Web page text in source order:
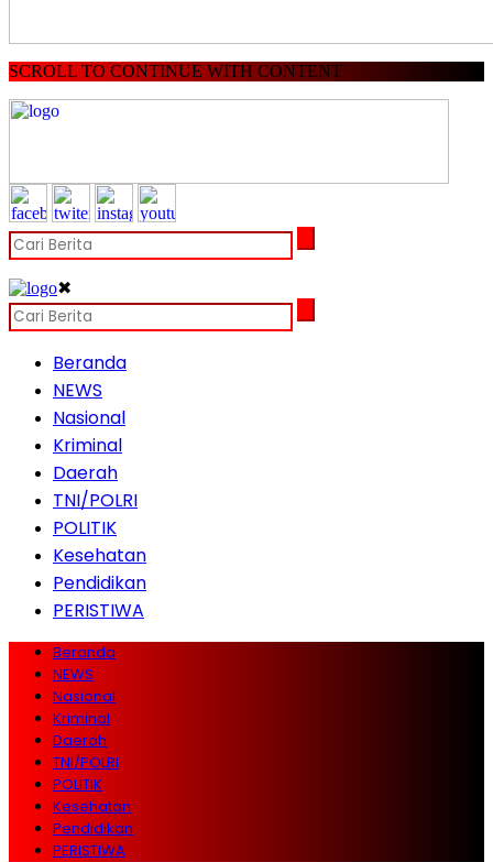
SCROLL TO CONTINUE WITH CONTENT
✖
Beranda
NEWS
Nasional
Kriminal
Daerah
TNI/POLRI
POLITIK
Kesehatan
Pendidikan
PERISTIWA
Beranda
NEWS
Nasional
Kriminal
Daerah
TNI/POLRI
POLITIK
Kesehatan
Pendidikan
PERISTIWA